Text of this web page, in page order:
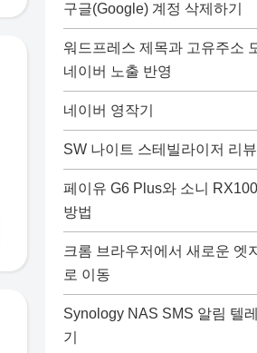
구글(Google) 계정 삭제하기
워드프레스 제목과 고유주소
네이버 노출 반영
네이버 영작기
SW 나이트 스테빌라이저 리뷰
페이유 G6 Plus와 소니
방법
크롬 브라우저에서 새로운 엣
로 이동
Synology NAS SMS 알림 텔
기